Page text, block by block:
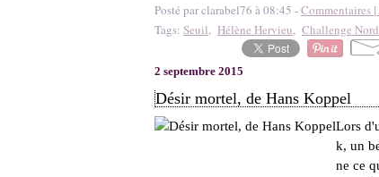
Posté par clarabel76 à 08:45 -Commentaires [
Tags: Seuil, Hélène Hervieu, Challenge
2 septembre 2015
Désir mortel, de Hans Koppel
Lors
k, un
ne ce